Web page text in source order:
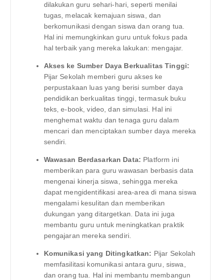
dilakukan guru sehari-hari, seperti menilai
tugas, melacak kemajuan siswa, dan
berkomunikasi dengan siswa dan orang tua.
Hal ini memungkinkan guru untuk fokus pada
hal terbaik yang mereka lakukan: mengajar.
Akses ke Sumber Daya Berkualitas Tinggi:
Pijar Sekolah memberi guru akses ke
perpustakaan luas yang berisi sumber daya
pendidikan berkualitas tinggi, termasuk buku
teks, e-book, video, dan simulasi. Hal ini
menghemat waktu dan tenaga guru dalam
mencari dan menciptakan sumber daya mereka
sendiri.
Wawasan Berdasarkan Data: Platform ini
memberikan para guru wawasan berbasis data
mengenai kinerja siswa, sehingga mereka
dapat mengidentifikasi area-area di mana siswa
mengalami kesulitan dan memberikan
dukungan yang ditargetkan. Data ini juga
membantu guru untuk meningkatkan praktik
pengajaran mereka sendiri.
Komunikasi yang Ditingkatkan: Pijar Sekolah
memfasilitasi komunikasi antara guru, siswa,
dan orang tua. Hal ini membantu membangun